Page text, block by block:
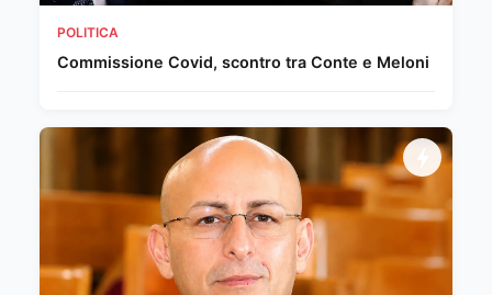
POLITICA
Commissione Covid, scontro tra Conte e Meloni